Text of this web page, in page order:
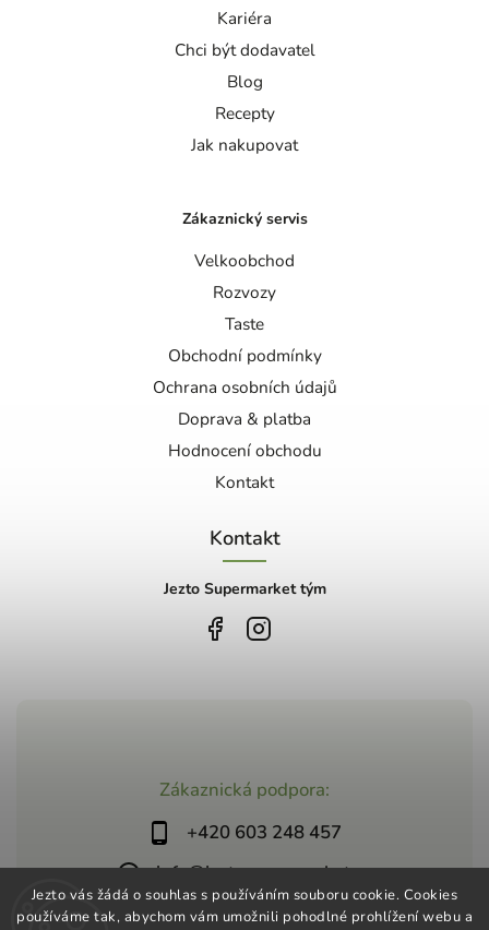
Jezto vás žádá o souhlas s používáním souboru cookie. Cookies
používáme tak, abychom vám umožnili pohodlné prohlížení webu a
Zákaznická podpora:
+420 603 248 457
info@jeztosupermarket.cz
Kariéra
Chci být dodavatel
Blog
Recepty
Jak nakupovat
Zákaznický servis
Velkoobchod
Rozvozy
Taste
Obchodní podmínky
Ochrana osobních údajů
Doprava & platba
Hodnocení obchodu
Kontakt
Kontakt
Jezto Supermarket tým